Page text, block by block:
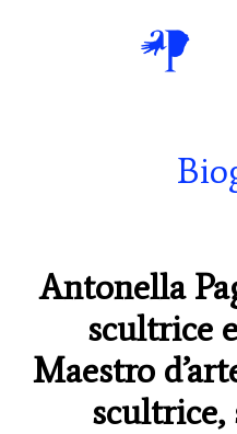
Antonella
scultrice
Maestro
scultrice,